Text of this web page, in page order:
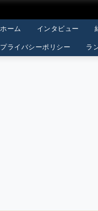
ホーム インタビュー
プライバシーポリシー ラ